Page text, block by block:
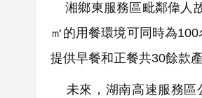
湘鄉東服務區毗鄰偉人
㎡的用餐環境可同時為
提供早餐和正餐共30餘款
未來，湖南高速服務區